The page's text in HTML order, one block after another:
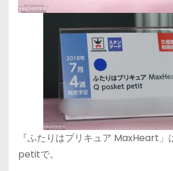
『ふたりはプリキュア MaxHeart
petitで。